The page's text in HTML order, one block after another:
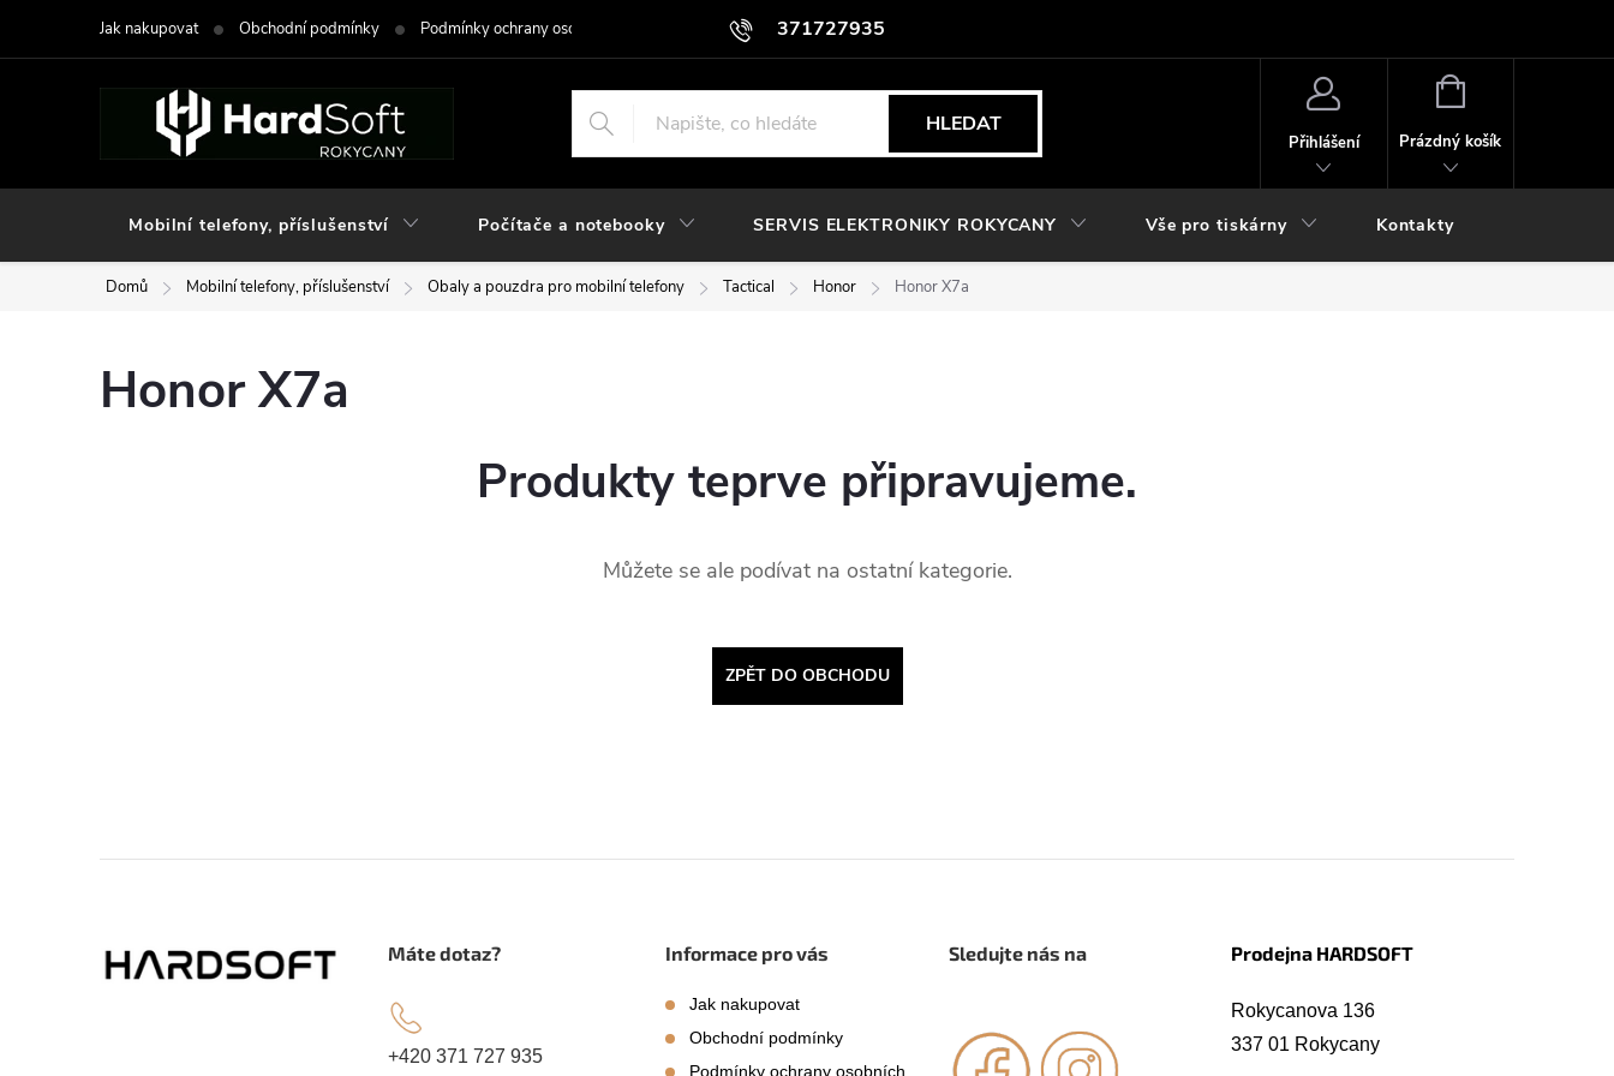
371727935
Jak nakupovat Obchodní podmínky Podmínky ochrany osobních údajů
HLEDAT
Přihlášení
NÁKUPNÍ
Prázdný košík
Mobilní telefony, příslušenství Počítače a notebooky SERVIS ELEKTRONIKY ROKYCANY Vše pro tiskárny Kontakty
Domů Mobilní telefony, příslušenství Obaly a pouzdra pro mobilní telefony Tactical Honor Honor X7a
Honor X7a
Produkty teprve připravujeme.
Můžete se ale podívat na ostatní kategorie.
ZPĚT DO OBCHODU
Máte dotaz?
+420 371 727 935
Informace pro vás
Jak nakupovat
Obchodní podmínky
Podmínky ochrany osobních
Sledujte nás na Prodejna HARDSOFT
Rokycanova 136
337 01 Rokycany